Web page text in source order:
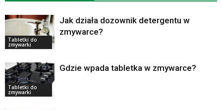
Tabletki do
zmywarki
Jak działa dozownik detergentu w
zmywarce?
Tabletki do
zmywarki
Gdzie wpada tabletka w zmywarce?